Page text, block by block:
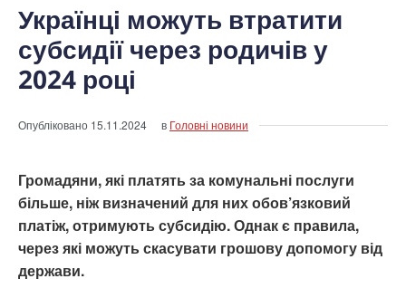
Українці можуть втратити
субсидії через родичів у
2024 році
Опубліковано 15.11.2024 в Головні новини
Громадяни, які платять за комунальні послуги
більше, ніж визначений для них обов’язковий
платіж, отримують субсидію. Однак є правила,
через які можуть скасувати грошову допомогу від
держави.